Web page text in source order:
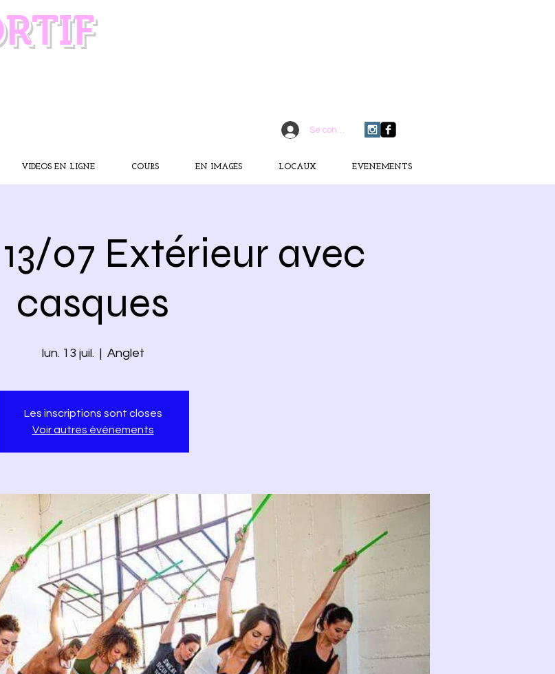
Se connecter
VIDEOS EN LIGNE COURS EN IMAGES LOCAUX EVENEMENTS
07 Extérieur avec
casques
lun. 13 juil.
  |
Anglet
Les inscriptions sont closes
Voir autres événements